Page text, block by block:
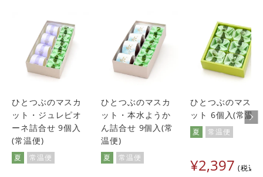
ひとつぶのマスカ
ット・ジュレピオ
ーネ詰合せ 9個入
(常温便)
夏 常温便
ひとつぶのマスカ
ット・本水ようか
ん詰合せ 9個入(常
温便)
夏 常温便
ひとつぶのマスカ
ット 6個入(常温
夏 常温便
¥2,397 税込